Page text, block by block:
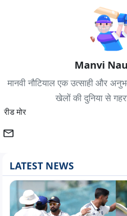
Manvi
मानवी नौटियाल एक उत्साही और
खेलों की दुनिया से
रीड मोर
LATEST NEWS